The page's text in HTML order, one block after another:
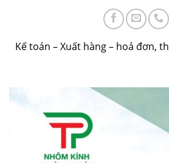
Kế toán – Xuất hàng – hoá đơn,